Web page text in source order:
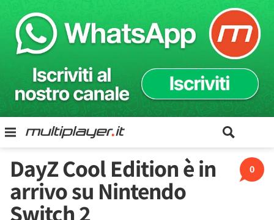
0
DayZ Cool Edition è in
arrivo su Nintendo
Switch 2